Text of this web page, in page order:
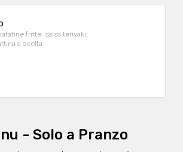
fritte, salsa teriyaki,
a scelta
- Solo a Pranzo